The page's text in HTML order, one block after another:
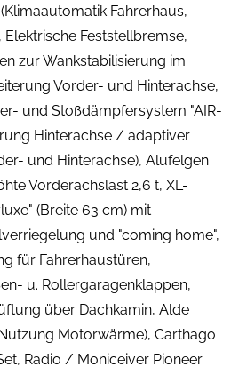
Fahrerhaus,
Feststellbremse,
zur Wankstabilisierung im
Vorder- und Hinterachse,
und Stoßdämpfersystem "AIR-
Hinterachse / adaptiver
und Hinterachse), Alufelgen
Vorderachslast 2,6 t, XL-
(Breite 63 cm) mit
und "coming home",
für Fahrerhaustüren,
u. Rollergaragenklappen,
über Dachkamin, Alde
Motorwärme), Carthago
Radio / Moniceiver Pioneer